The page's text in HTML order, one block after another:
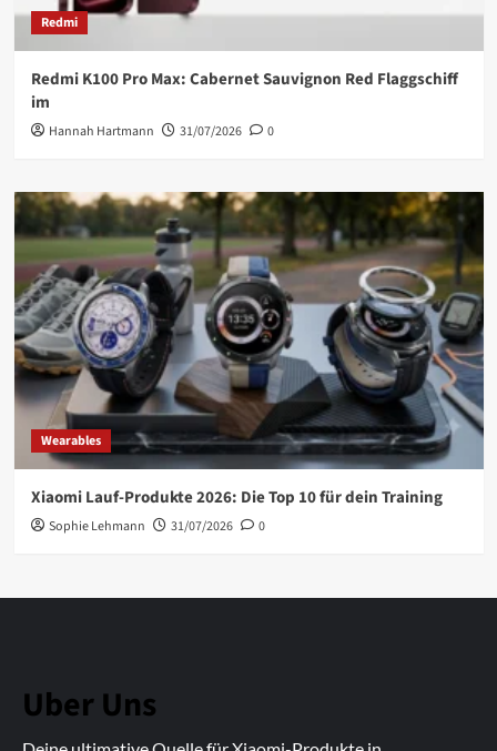
Redmi
Redmi K100 Pro Max: Cabernet Sauvignon Red Flaggschiff
im
Hannah Hartmann 31/07/2026 0
Wearables
Xiaomi Lauf-Produkte 2026: Die Top 10 für dein Training
Sophie Lehmann 31/07/2026 0
Uber Uns